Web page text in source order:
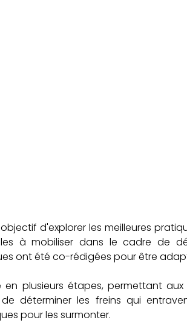
d'explorer les meilleures
à mobiliser dans le cadre de
ont été co-rédigées pour être
plusieurs étapes, permettant
déterminer les freins qui
pour les surmonter.